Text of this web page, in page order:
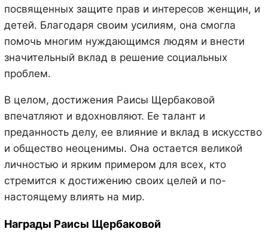
посвященных защите прав и интересов женщин, и
детей. Благодаря своим усилиям, она смогла
помочь многим нуждающимся людям и внести
значительный вклад в решение социальных
проблем.
В целом, достижения Раисы Щербаковой
впечатляют и вдохновляют. Ее талант и
преданность делу, ее влияние и вклад в искусство
и общество неоценимы. Она остается великой
личностью и ярким примером для всех, кто
стремится к достижению своих целей и по-
настоящему влиять на мир.
Награды Раисы Щербаковой